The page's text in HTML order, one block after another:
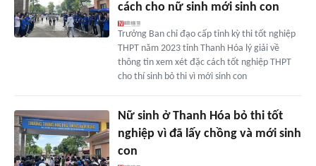
cách cho nữ sinh mới sinh con
Trưởng Ban chỉ đạo cấp tỉnh kỳ thi tốt nghiệp
THPT năm 2023 tỉnh Thanh Hóa lý giải về
thông tin xem xét đặc cách tốt nghiệp THPT
cho thí sinh bỏ thi vì mới sinh con
Nữ sinh ở Thanh Hóa bỏ thi tốt
nghiệp vì đã lấy chồng và mới sinh
con